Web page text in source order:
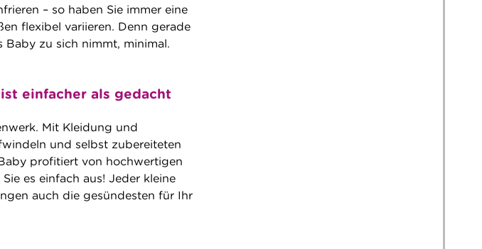
– so haben Sie immer eine
flexibel variieren. Denn gerade
Baby zu sich nimmt, minimal.
einfacher als gedacht
Mit Kleidung und
und selbst zubereiteten
profitiert von hochwertigen
es einfach aus! Jeder kleine
auch die gesündesten für Ihr